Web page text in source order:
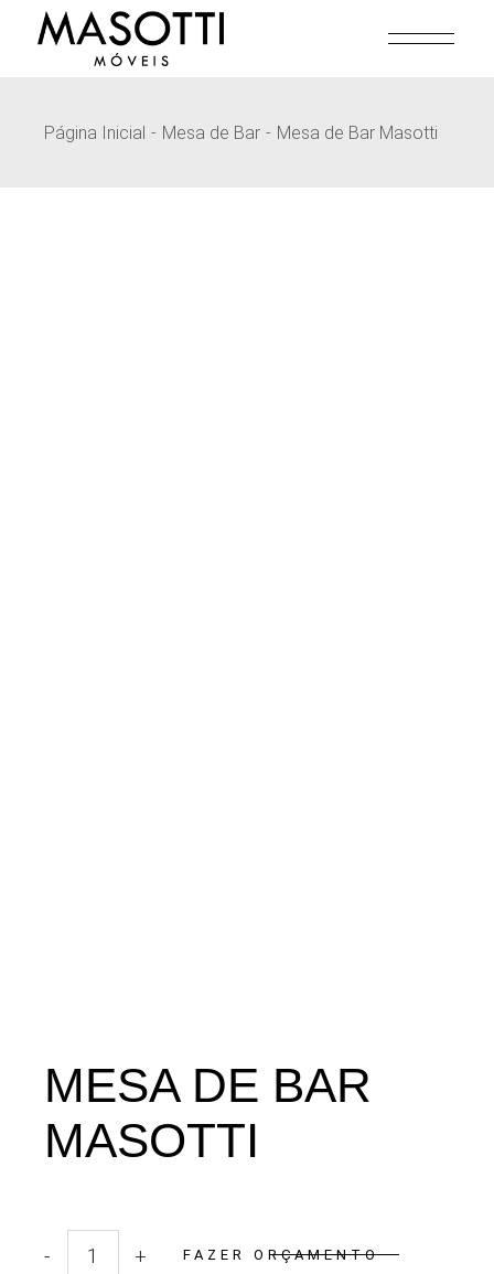
Página Inicial Mesa de Bar Mesa de Bar Masotti
MESA DE BAR
MASOTTI
Quantidade Mesa de Bar Masotti
- + FAZER ORÇAMENTO